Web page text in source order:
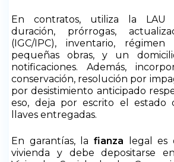
En contratos, utiliza la LAU
duración, prórrogas,
(IGC/IPC), inventario,
pequeñas obras, y un
notificaciones. Además,
conservación, resolución por
por desistimiento anticipado
eso, deja por escrito el estado
llaves entregadas.
En garantías, lafianza legal es
vivienda y debe depositarse